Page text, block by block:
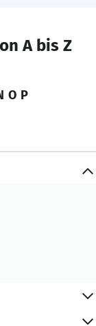
A bis Z
O P